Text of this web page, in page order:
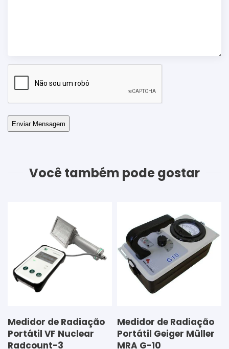
Você também pode gostar
Medidor de Radiação
Portátil VF Nuclear
Radcount-3
Medidor de Radiação
Portátil Geiger Müller
MRA G-10